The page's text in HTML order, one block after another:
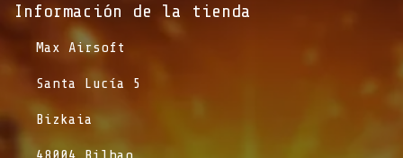
Información de la tienda​
​Max Airsoft
​Santa Lucía 5
​Bizkaia